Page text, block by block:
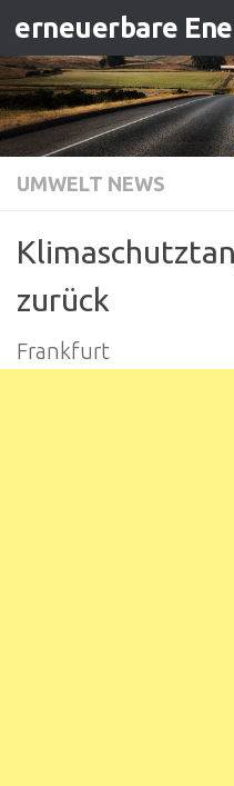
Zum Inhalt
UMWELT NEWS
zurück
Frankfurt